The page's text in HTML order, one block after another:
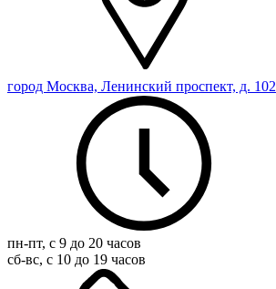
город Москва, Ленинский проспект, д. 102
пн-пт, с 9 до 20 часов
сб-вс, с 10 до 19 часов